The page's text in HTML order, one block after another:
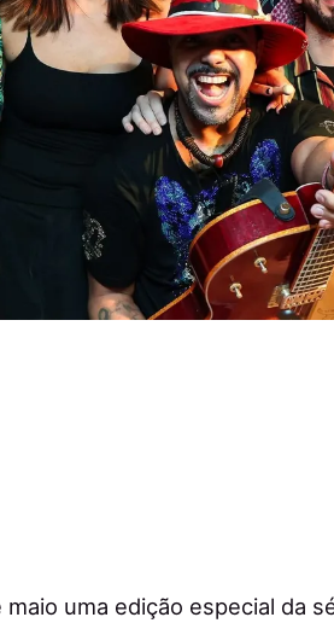
uma edição especial da